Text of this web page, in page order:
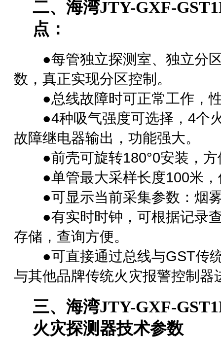
二、海湾JTY-GXF-
点：
●每管独立探测室、独立分区
数，真正实现分区控制。
●总线故障时可正常工作，
●4种吸气强度可选择，4个火
故障继电器输出，功能强大。
●前壳可旋转180°0安装，方
●单管最大采样长度100米，
●可显示当前采集参数：烟雾
●有实时时钟，可根据记录查
存储，查询方便。
●可直接通过总线与GST传统
与其他品牌传统火灾报警控制器
三、海湾JTY-GXF-
火灾探测器技术参数